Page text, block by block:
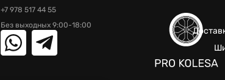
+7 978 517 44 55
Без выходных 9:00-18:00